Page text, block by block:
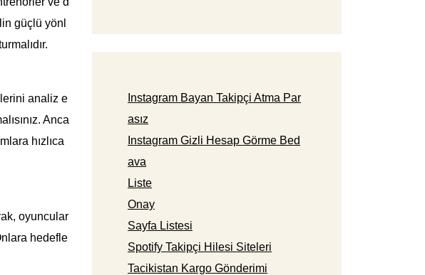
güçlü yönl
analiz e
Anca
hızlıca
oyuncular
hedefle
Instagram Bayan Takipçi Atma Par
asız
Instagram Gizli Hesap Görme Bed
ava
Liste
Onay
Sayfa Listesi
Spotify Takipçi Hilesi Siteleri
Tacikistan Kargo Gönderimi